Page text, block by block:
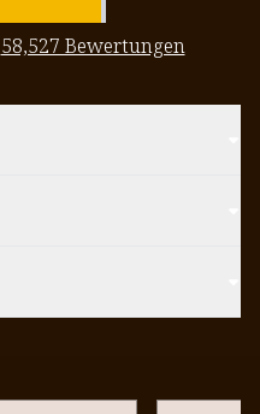
58,527 Bewertungen